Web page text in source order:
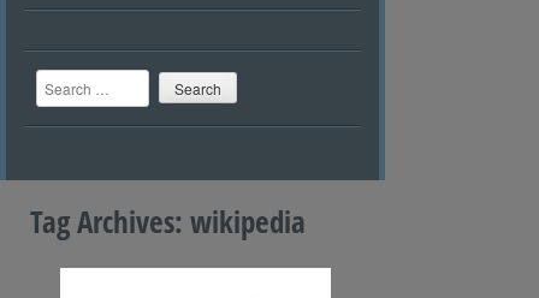
Search
Tag Archives: wikipedia